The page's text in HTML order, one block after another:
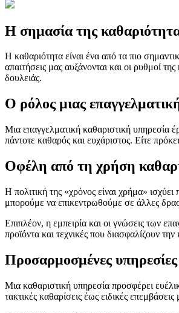
Η σημασία της
Η καθαριότητα είναι ένα από τα πιο
απαιτήσεις μας αυξάνονται και οι ρυθμοί
δουλειάς.
Ο ρόλος μιας
Μια επαγγελματική καθαριστική υπηρεσία
πάντοτε καθαρός και ευχάριστος. Είτε
Οφέλη από τη χρήση
Η πολιτική της «χρόνος είναι χρήμα»
μπορούμε να επικεντρωθούμε σε άλλες
Επιπλέον, η εμπειρία και οι γνώσεις των
προϊόντα και τεχνικές που διασφαλίζουν
Προσαρμοσμένες
Μια καθαριστική υπηρεσία προσφέρει
τακτικές καθαρίσεις έως ειδικές